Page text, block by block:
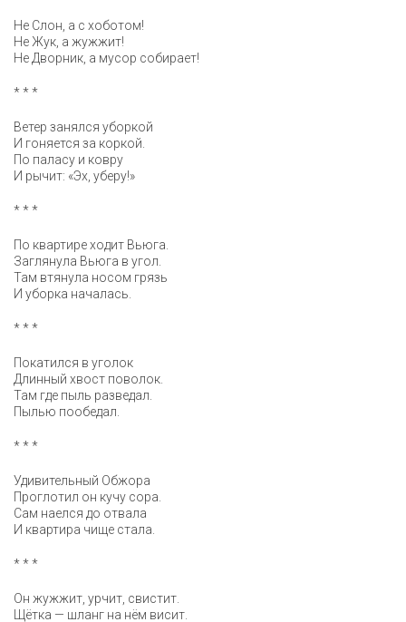
Не Слон, а с хоботом!
Не Жук, а жужжит!
Не Дворник, а мусор собирает!
* * *
Ветер занялся уборкой
И гоняется за коркой.
По паласу и ковру
И рычит: «Эх, уберу!»
* * *
По квартире ходит Вьюга.
Заглянула Вьюга в угол.
Там втянула носом грязь
И уборка началась.
* * *
Покатился в уголок
Длинный хвост поволок.
Там где пыль разведал.
Пылью пообедал.
* * *
Удивительный Обжора
Проглотил он кучу сора.
Сам наелся до отвала
И квартира чище стала.
* * *
Он жужжит, урчит, свистит.
Щётка — шланг на нём висит.